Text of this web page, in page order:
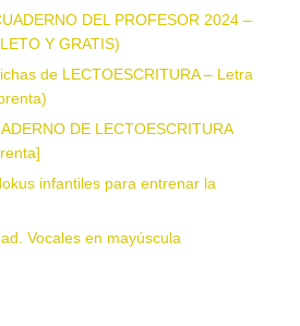
DEL PROFESOR 2024 –
Y GRATIS)
de LECTOESCRITURA – Letra
DE LECTOESCRITURA
infantiles para entrenar la
Vocales en mayúscula